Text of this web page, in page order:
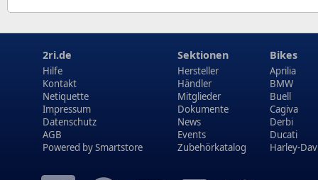
2ri.de
Hilfe
Kontakt
Netiquette
Impressum
Datenschutz
AGB
Powered bySmartstore
Sektionen
Hersteller
Händler
Mitglieder
Dokumente
News
Events
Zubehörkatalog
Bikes
Aprilia
BMW
Buell
Cagiva
Derbi
Ducati
Harley-